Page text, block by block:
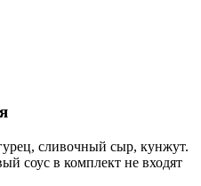
сливочный сыр, кунжут.
соус в комплект не входят